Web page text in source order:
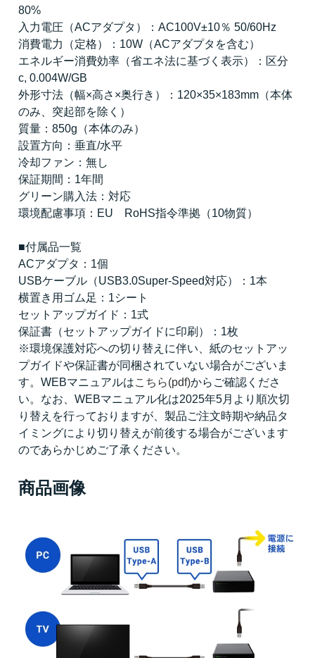
80%
入力電圧（ACアダプタ）：AC100V±10％ 50/60Hz
消費電力（定格）：10W（ACアダプタを含む）
エネルギー消費効率（省エネ法に基づく表示）：区分
c, 0.004W/GB
外形寸法（幅×高さ×奥行き）：120×35×183mm（本体
のみ、突起部を除く）
質量：850g（本体のみ）
設置方向：垂直/水平
冷却ファン：無し
保証期間：1年間
グリーン購入法：対応
環境配慮事項：EU RoHS指令準拠（10物質）
■付属品一覧
ACアダプタ：1個
USBケーブル（USB3.0Super-Speed対応）：1本
横置き用ゴム足：1シート
セットアップガイド：1式
保証書（セットアップガイドに印刷）：1枚
※環境保護対応への切り替えに伴い、紙のセットアッ
プガイドや保証書が同梱されていない場合がございま
す。WEBマニュアルはこちら(pdf)からご確認くださ
い。なお、WEBマニュアル化は2025年5月より順次切
り替えを行っておりますが、製品ご注文時期や納品タ
イミングにより切り替えが前後する場合がございます
のであらかじめご了承ください。
商品画像